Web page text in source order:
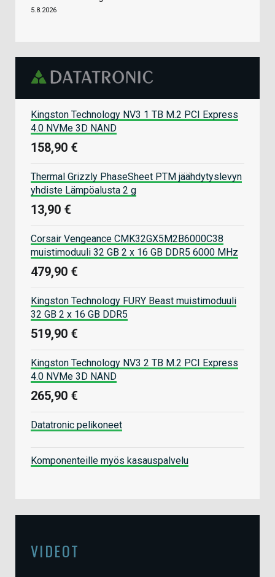
5.8.2026
Kingston Technology NV3 1 TB M.2 PCI Express
4.0 NVMe 3D NAND
158,90 €
Thermal Grizzly PhaseSheet PTM jäähdytyslevyn
yhdiste Lämpöalusta 2 g
13,90 €
Corsair Vengeance CMK32GX5M2B6000C38
muistimoduuli 32 GB 2 x 16 GB DDR5 6000 MHz
479,90 €
Kingston Technology FURY Beast muistimoduuli
32 GB 2 x 16 GB DDR5
519,90 €
Kingston Technology NV3 2 TB M.2 PCI Express
4.0 NVMe 3D NAND
265,90 €
Datatronic pelikoneet
Komponenteille myös kasauspalvelu
VIDEOT